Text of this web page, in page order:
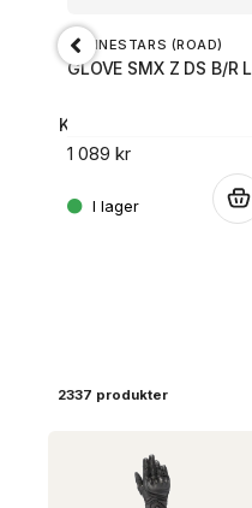
MK2 KNOX SVART/RÖD L
ALPINESTARS (ROAD)
GLOVE SMX Z DS B/R L
1 089 kr
2337 produkter